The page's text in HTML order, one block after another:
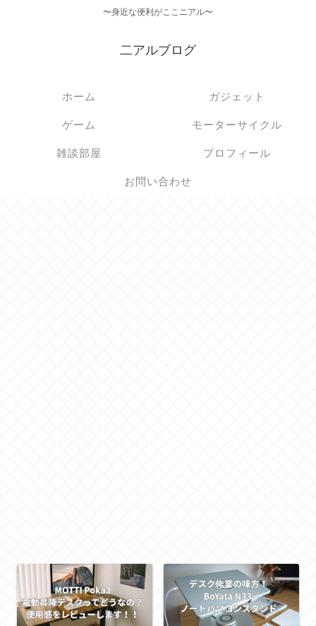
〜身近な便利がここニアル〜
二アルブログ
ホーム ガジェット
ゲーム モーターサイクル
雑談部屋 プロフィール
お問い合わせ